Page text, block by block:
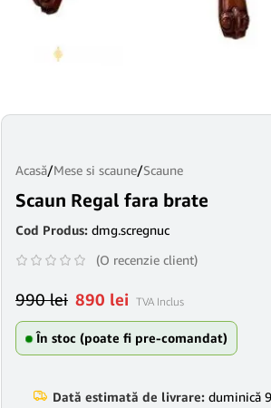
Acasă/Mese si scaune/Scaune
Scaun Regal fara brate
Cod Produs: dmg.scregnuc
(O recenzie client)
990lei 890 lei TVA Inclus
În stoc (poate fi pre-comandat)
Dată estimată de livrare: duminică